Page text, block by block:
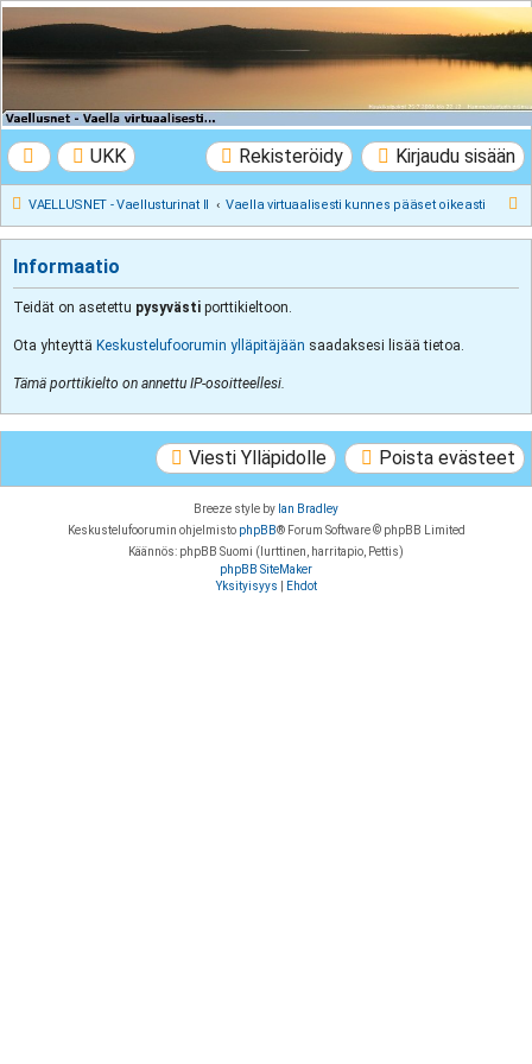
VAELLUSNET -
Vaellusturinat II
UKK Kirjaudu sisään
Rekisteröidy
VAELLUSNET - Vaellusturinat II Vaella virtuaalisesti kunnes pääset oikeasti
Informaatio
Teidät on asetettu pysyvästi porttikieltoon.
Ota yhteyttä Keskustelufoorumin ylläpitäjään saadaksesi lisää tietoa.
Tämä porttikielto on annettu IP-osoitteellesi.
Poista evästeet
Viesti Ylläpidolle
Breeze style by Ian Bradley
Keskustelufoorumin ohjelmisto phpBB® Forum Software © phpBB Limited
Käännös: phpBB Suomi (lurttinen, harritapio, Pettis)
phpBB SiteMaker
Yksityisyys
Ehdot